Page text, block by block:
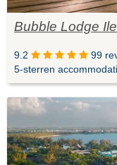
Bubble Lodge
9.2
99
5-sterren